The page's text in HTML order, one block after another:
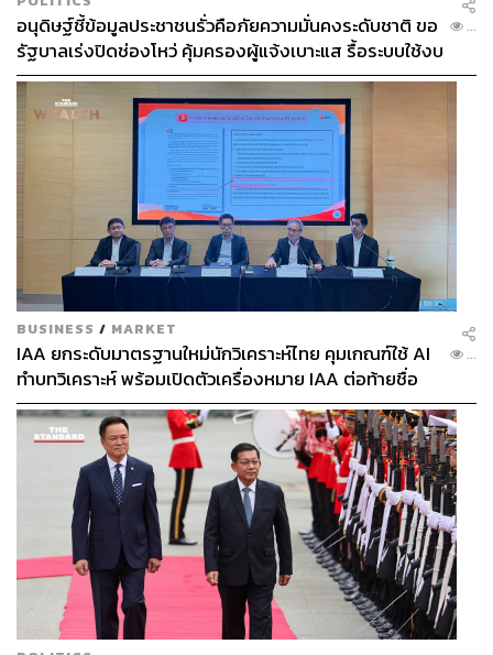
แมรีเสิร์ฟกับซอสถั่วลันเตา และของหวานอย่าง Arva
Affogato (ราคา 450 บาท) เอสเพรสโซจากแม่ฮ่องสอนคู่
ไอศกรีมวานิลลาจากเชียงราย หรือ Panna Cotta (ราคา 350
บาท) เนื้อนุ่มหอมหวานละมุน
อนุดิษฐ์ชี้ข้อมูลประชาชนรั่วคือภัยความมั่นคงระดับชาติ ขอ
รัฐบาลเร่งปิดช่องโหว่ คุ้มครองผู้แจ้งเบาะแส รื้อระบบใช้งบ
ไซเบอร์
...
BUSINESS / MARKET
IAA ยกระดับมาตรฐานใหม่นักวิเคราะห์ไทย คุมเกณฑ์ใช้ AI
ทำบทวิเคราะห์ พร้อมเปิดตัวเครื่องหมาย IAA ต่อท้ายชื่อ
...